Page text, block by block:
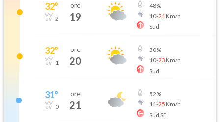
32°
2
ore
19
48%
10-21Km/h
Sud
32°
1
ore
20
50%
10-23 Km/h
Sud
31°
0
ore
21
52%
11-25 Km/h
Sud SE